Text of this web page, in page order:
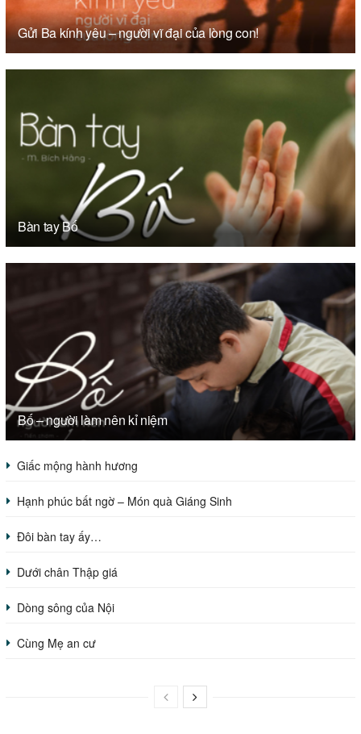
Gửi Ba kính yêu – người vĩ đại của lòng con!
Bàn tay Bố
Bố – người làm nên kỉ niệm
Giấc mộng hành hương
Hạnh phúc bất ngờ – Món quà Giáng Sinh
Đôi bàn tay ấy…
Dưới chân Thập giá
Dòng sông của Nội
Cùng Mẹ an cư